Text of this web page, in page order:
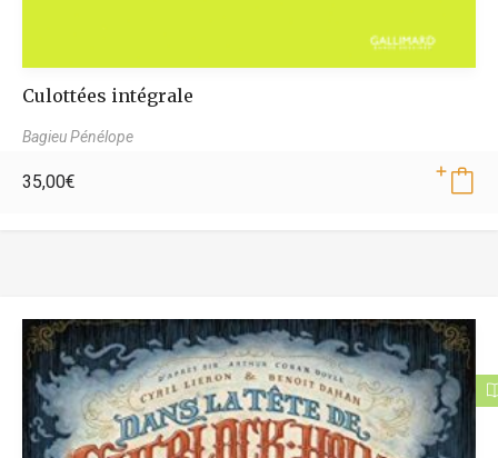
Culottées intégrale
Bagieu Pénélope
35,00€